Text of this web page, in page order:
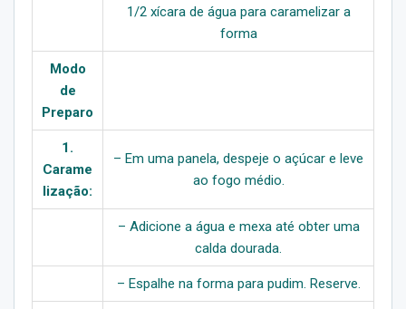
1/2 xícara de água para caramelizar a
forma
Modo
de
Preparo
1.
Carame
lização:
– Em uma panela, despeje o açúcar e leve
ao fogo médio.
– Adicione a água e mexa até obter uma
calda dourada.
– Espalhe na forma para pudim. Reserve.